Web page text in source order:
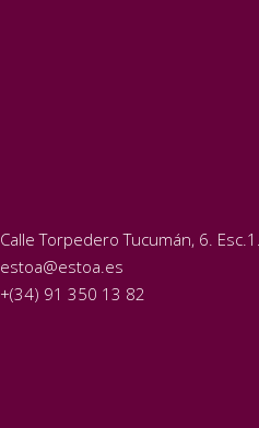
Calle Torpedero Tucumán, 6.
estoa@estoa.es
+(34) 91 350 13 82